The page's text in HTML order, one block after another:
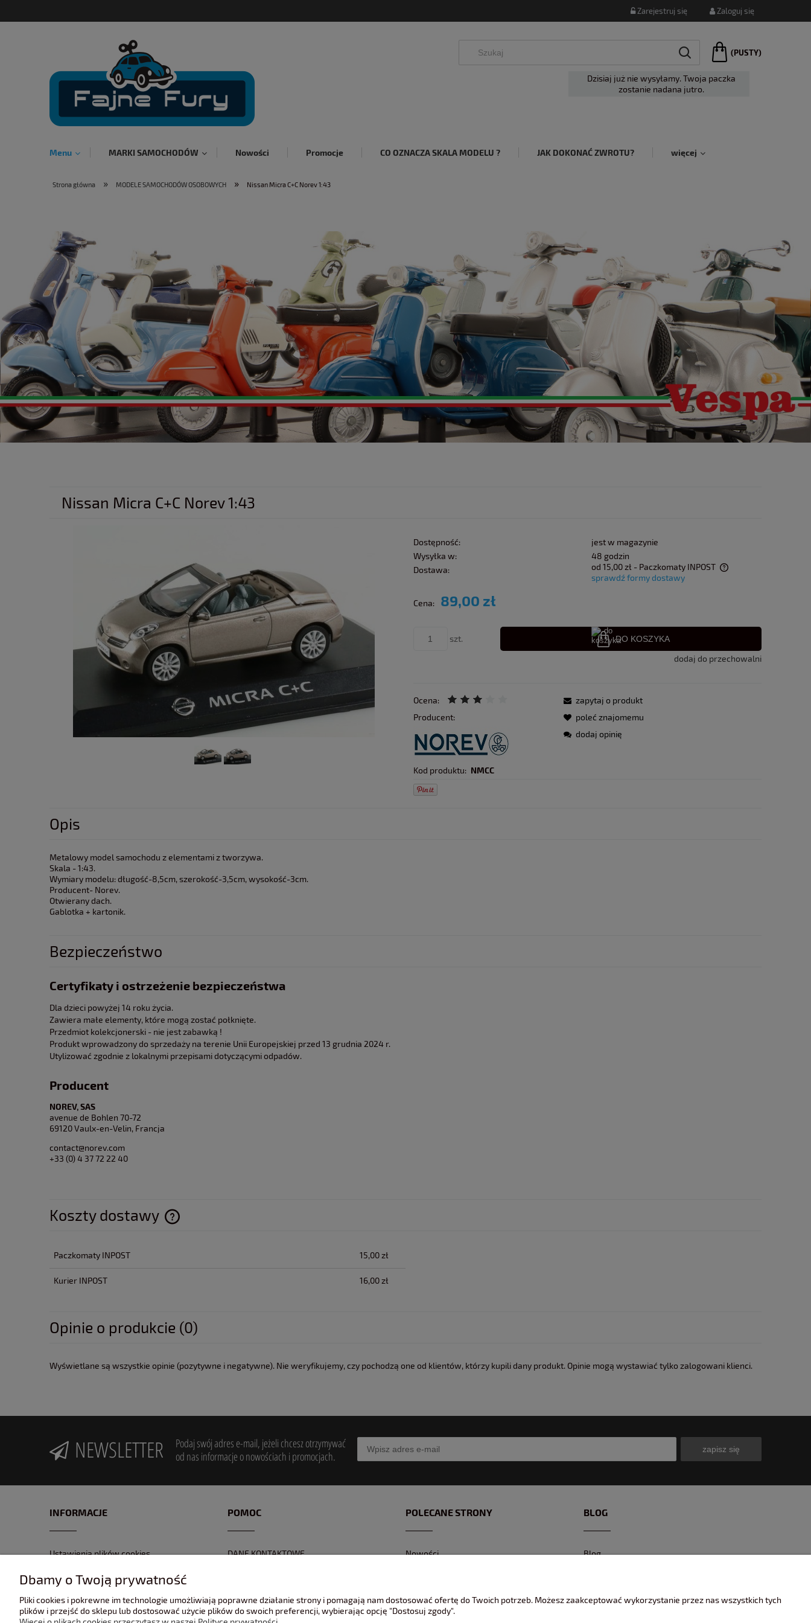
Zarejestruj się Zaloguj się
(PUSTY)
Dzisiaj już nie wysyłamy. Twoja paczka
zostanie nadana jutro.
Menu MARKI SAMOCHODÓW Nowości Promocje CO OZNACZA SKALA MODELU ? JAK DOKONAĆ ZWROTU? więcej
Strona główna » MODELE SAMOCHODÓW OSOBOWYCH » Nissan Micra C+C Norev 1:43
Nissan Micra C+C Norev 1:43
Dostępność:
jest w magazynie
Wysyłka w:
48 godzin
Dostawa:
od 15,00 zł - Paczkomaty INPOST
sprawdź formy dostawy
Cena: 89,00 zł
szt. DO KOSZYKA
dodaj do przechowalni
Ocena:
Producent:
Kod produktu: NMCC
zapytaj o produkt
poleć znajomemu
dodaj opinię
Opis
Metalowy model samochodu z elementami z tworzywa.
Skala - 1:43.
Wymiary modelu: długość-8,5cm, szerokość-3,5cm, wysokość-3cm.
Producent- Norev.
Otwierany dach.
Gablotka + kartonik.
Bezpieczeństwo
Certyfikaty i ostrzeżenie bezpieczeństwa
Dla dzieci powyżej 14 roku życia.
Zawiera małe elementy, które mogą zostać połknięte.
Przedmiot kolekcjonerski - nie jest zabawką !
Produkt wprowadzony do sprzedaży na terenie Unii Europejskiej przed 13 grudnia 2024 r.
Utylizować zgodnie z lokalnymi przepisami dotyczącymi odpadów.
Producent
NOREV, SAS
avenue de Bohlen 70-72
69120 Vaulx-en-Velin, Francja
contact@norev.com
+33 (0) 4 37 72 22 40
Koszty dostawy
Paczkomaty INPOST 15,00 zł
Kurier INPOST 16,00 zł
Opinie o produkcie (0)
Wyświetlane są wszystkie opinie (pozytywne i negatywne). Nie weryfikujemy, czy pochodzą one od klientów, którzy kupili dany produkt. Opinie mogą wystawiać tylko zalogowani klienci.
NEWSLETTER
Podaj swój adres e-mail, jeżeli chcesz otrzymywać
od nas informacje o nowościach i promocjach.
zapisz się
INFORMACJE
Ustawienia plików cookies
REGULAMIN
GPSR
POMOC
DANE KONTAKTOWE
ZWROTY I REKLAMACJE
POLECANE STRONY
Nowości
BLOG
Blog
ENCYKLOPEDIA KOLEKCJONERA
Dbamy o Twoją prywatność
Pliki cookies i pokrewne im technologie umożliwiają poprawne działanie strony i pomagają nam dostosować ofertę do Twoich potrzeb. Możesz zaakceptować wykorzystanie przez nas wszystkich tych
plików i przejść do sklepu lub dostosować użycie plików do swoich preferencji, wybierając opcję "Dostosuj zgody".